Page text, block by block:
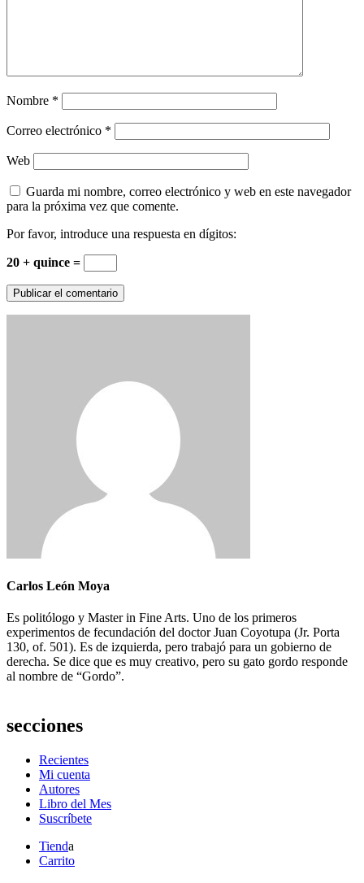
Nombre *
Correo electrónico *
Web
Guarda mi nombre, correo electrónico y web en este navegador
para la próxima vez que comente.
Por favor, introduce una respuesta en dígitos:
20 + quince =
Carlos León Moya
Es politólogo y Master in Fine Arts. Uno de los primeros
experimentos de fecundación del doctor Juan Coyotupa (Jr. Porta
130, of. 501). Es de izquierda, pero trabajó para un gobierno de
derecha. Se dice que es muy creativo, pero su gato gordo responde
al nombre de “Gordo”.
secciones
Recientes
Mi cuenta
Autores
Libro del Mes
Suscríbete
Tienda
Carrito